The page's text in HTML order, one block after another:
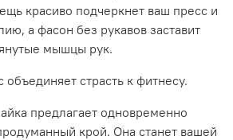
красиво подчеркнет ваш пресс и
а фасон без рукавов заставит
мышцы рук.
страсть к фитнесу.
предлагает одновременно
крой. Она станет вашей